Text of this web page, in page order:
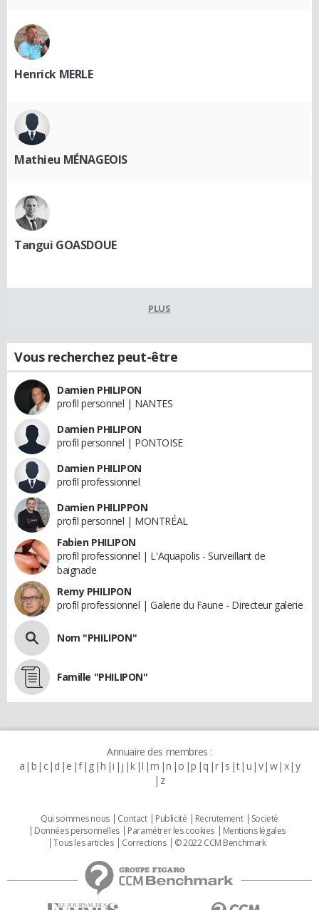
Henrick MERLE
Mathieu MÉNAGEOIS
Tangui GOASDOUE
PLUS
Vous recherchez peut-être
Damien PHILIPON
profil personnel | NANTES
Damien PHILIPON
profil personnel | PONTOISE
Damien PHILIPON
profil professionnel
Damien PHILIPPON
profil personnel | MONTRÉAL
Fabien PHILIPON
profil professionnel | L'Aquapolis - Surveillant de
baignade
Remy PHILIPON
profil professionnel | Galerie du Faune - Directeur galerie
Nom "PHILIPON"
Famille "PHILIPON"
Annuaire des membres :
a b c d e f g h i j k l m n o p q r s t u v w x y
z
Qui sommes nous Contact Publicité Recrutement
Societé
Données personnelles
Paramétrer les cookies
Mentions légales
Tous les articles
Corrections © 2022 CCM Benchmark